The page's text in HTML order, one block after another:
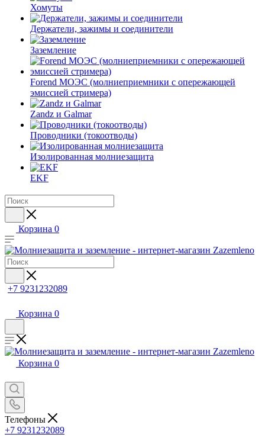
Хомуты
Держатели, зажимы и соединители
Заземление
Forend МОЭС (молниеприемники с опережающей
эмиссией стримера)
Zandz и Galmar
Проводники (токоотводы)
Изолированная молниезащита
EKF
Корзина 0
+7 9231232089
Корзина 0
Корзина 0
Телефоны
+7 9231232089